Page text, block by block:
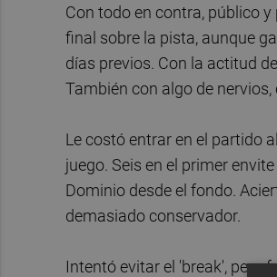
Con todo en contra, público
final sobre la pista, aunque
días previos. Con la actitud
También con algo de
Le costó entrar en el partido
juego. Seis en el primer
Dominio desde el fondo.
demasiado conservador.
Intentó evitar el 'break', pero